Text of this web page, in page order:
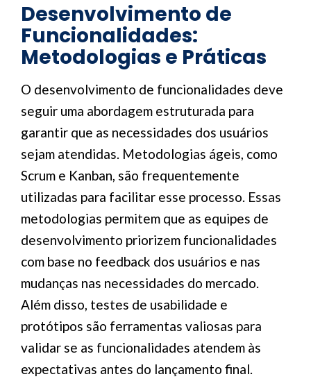
Desenvolvimento de
Funcionalidades:
Metodologias e Práticas
O desenvolvimento de funcionalidades deve
seguir uma abordagem estruturada para
garantir que as necessidades dos usuários
sejam atendidas. Metodologias ágeis, como
Scrum e Kanban, são frequentemente
utilizadas para facilitar esse processo. Essas
metodologias permitem que as equipes de
desenvolvimento priorizem funcionalidades
com base no feedback dos usuários e nas
mudanças nas necessidades do mercado.
Além disso, testes de usabilidade e
protótipos são ferramentas valiosas para
validar se as funcionalidades atendem às
expectativas antes do lançamento final.